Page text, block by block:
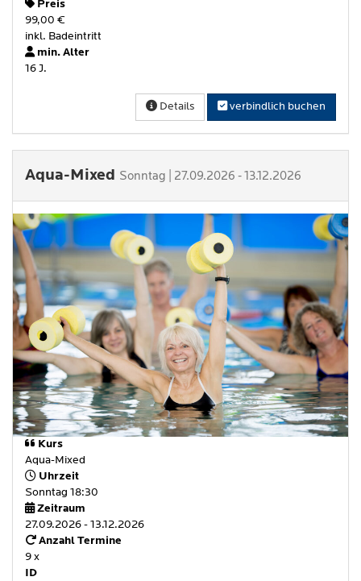
Preis
99,00 €
inkl. Badeintritt
min. Alter
16 J.
Details verbindlich buchen
Aqua-Mixed Sonntag | 27.09.2026 - 13.12.2026
Kurs
Aqua-Mixed
Uhrzeit
Sonntag 18:30
Zeitraum
27.09.2026 - 13.12.2026
Anzahl Termine
9 x
ID